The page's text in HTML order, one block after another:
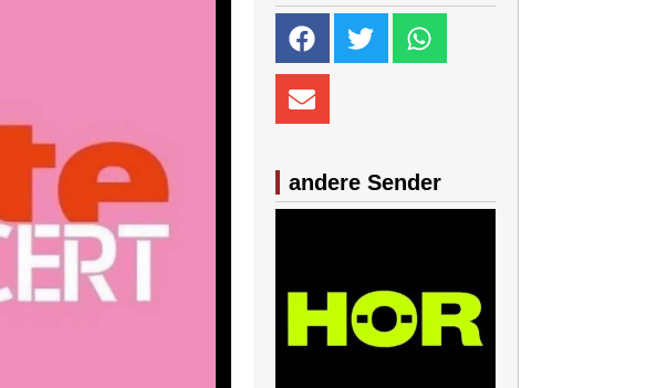
andere Sender